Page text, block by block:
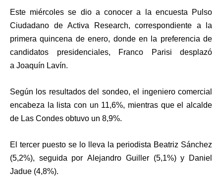
Este miércoles se dio a conocer a la encuesta
Pulso
Ciudadano de Activa Research, correspondiente a la
primera quincena deenero, donde en la preferencia de
candidatos presidenciales,
Franco Parisi desplazó
a Joaquín Lavín.
Según los resultados del sondeo, el ingeniero comercial
encabeza la lista con un 11,6%, mientras que el alcalde
de Las Condes obtuvo un 8,9%.
El tercer puesto se lo lleva la periodista Beatriz Sánchez
(5,2%), seguida porAlejandro Guiller (5,1%)y
Daniel
Jadue (4,8%).